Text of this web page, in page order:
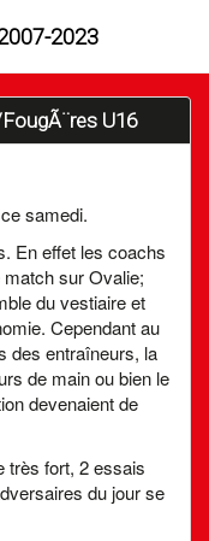
2023
U16
samedi.
En effet les coachs
sur Ovalie;
du vestiaire et
Cependant au
des entraîneurs, la
de main ou bien le
devenaient de
très fort, 2 essais
du jour se